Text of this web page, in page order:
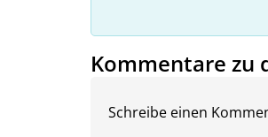
Kommentare zu
Schreibe einen